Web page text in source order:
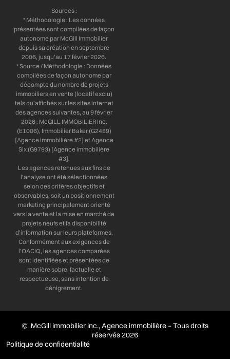
Sources :
* Méthodologie : Les données
présentées sont compilées de façon
autonome par McGill Immobilier
depuis sa création en septembre
2006, jusqu’au 17 février 2026.
* Source / Méthodologie : Données
compilées de façon autonome par
décompte du nombre de projets
immobiliers en vente (locatif exclu)
tels qu’affichés sur les sites internet
des agences suivantes, au 9 février
2026 : McGILL IMMOBILIER Inc.
(E1006), Immobilier Baker (G2489)
[Agence immobilière #2] et Agence
Six (G9793) [Agence immobilière
#3].
Les agences retenues aux fins de
l’analyse ont été sélectionnées
selon des critères objectifs et
observables, soit un positionnement
marketing principalement orienté
vers la vente et la mise en marché de
projets neufs et la disponibilité
d’information sur leurs plateformes.
Conformément aux exigences de
l’OACIQ, les agences comparées
sont identifiées et présentées de
manière sobre, factuelle et
respectueuse, sans intention de
dénigrement.
© McGill immobilier inc., Agence immobilière – Tous droits
réservés 2026
Politique de confidentialité